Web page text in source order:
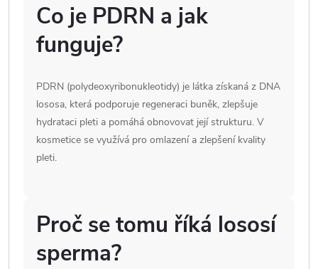
Co je PDRN a jak
funguje?
PDRN (polydeoxyribonukleotidy) je látka získaná z DNA
lososa, která podporuje regeneraci buněk, zlepšuje
hydrataci pleti a pomáhá obnovovat její strukturu. V
kosmetice se využívá pro omlazení a zlepšení kvality
pleti.
Proč se tomu říká lososí
sperma?